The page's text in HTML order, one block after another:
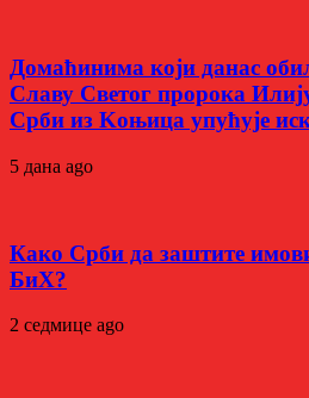
Домаћинима који данас
Славу Светог пророка
Срби из Kоњица упућује
5 дана ago
Како Срби да заштите
БиХ?
2 седмице ago